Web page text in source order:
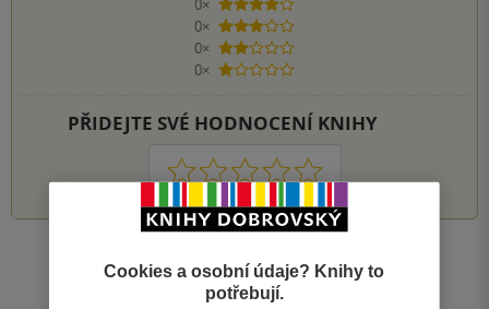
0×
4 hvězdičky
0×
3 hvězdičky
0×
2 hvězdičky
0×
1 hvezdička
PŘIDEJTE SVÉ HODNOCENÍ KNIHY
1 2 3 4 5
Nahoru
Zobrazeno 20 z 20
Cookies a osobní údaje? Knihy to
potřebují.